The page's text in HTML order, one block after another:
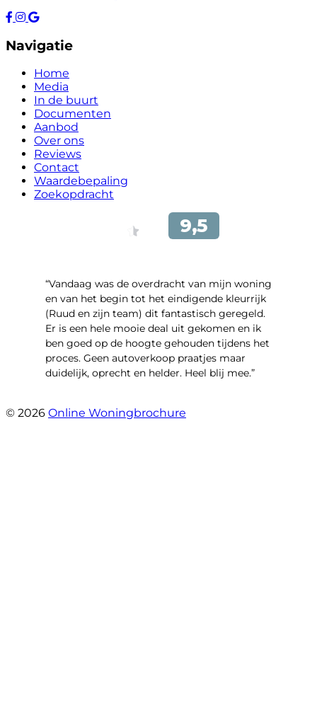
Navigatie
Home
Media
In de buurt
Documenten
Aanbod
Over ons
Reviews
Contact
Waardebepaling
Zoekopdracht
“Vandaag was de overdracht van mijn woning
en van het begin tot het eindigende kleurrijk
(Ruud en zijn team) dit fantastisch geregeld.
Er is een hele mooie deal uit gekomen en ik
ben goed op de hoogte gehouden tijdens het
proces. Geen autoverkoop praatjes maar
duidelijk, oprecht en helder. Heel blij mee.”
© 2026 Online Woningbrochure